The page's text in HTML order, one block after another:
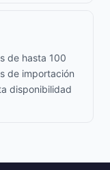
de hasta 100
de importación
disponibilidad